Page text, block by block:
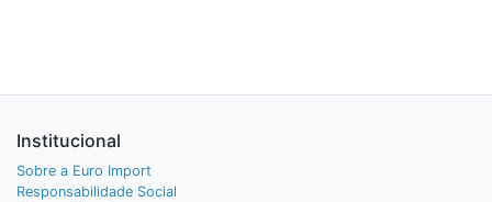
Institucional
Sobre a Euro Import
Responsabilidade Social